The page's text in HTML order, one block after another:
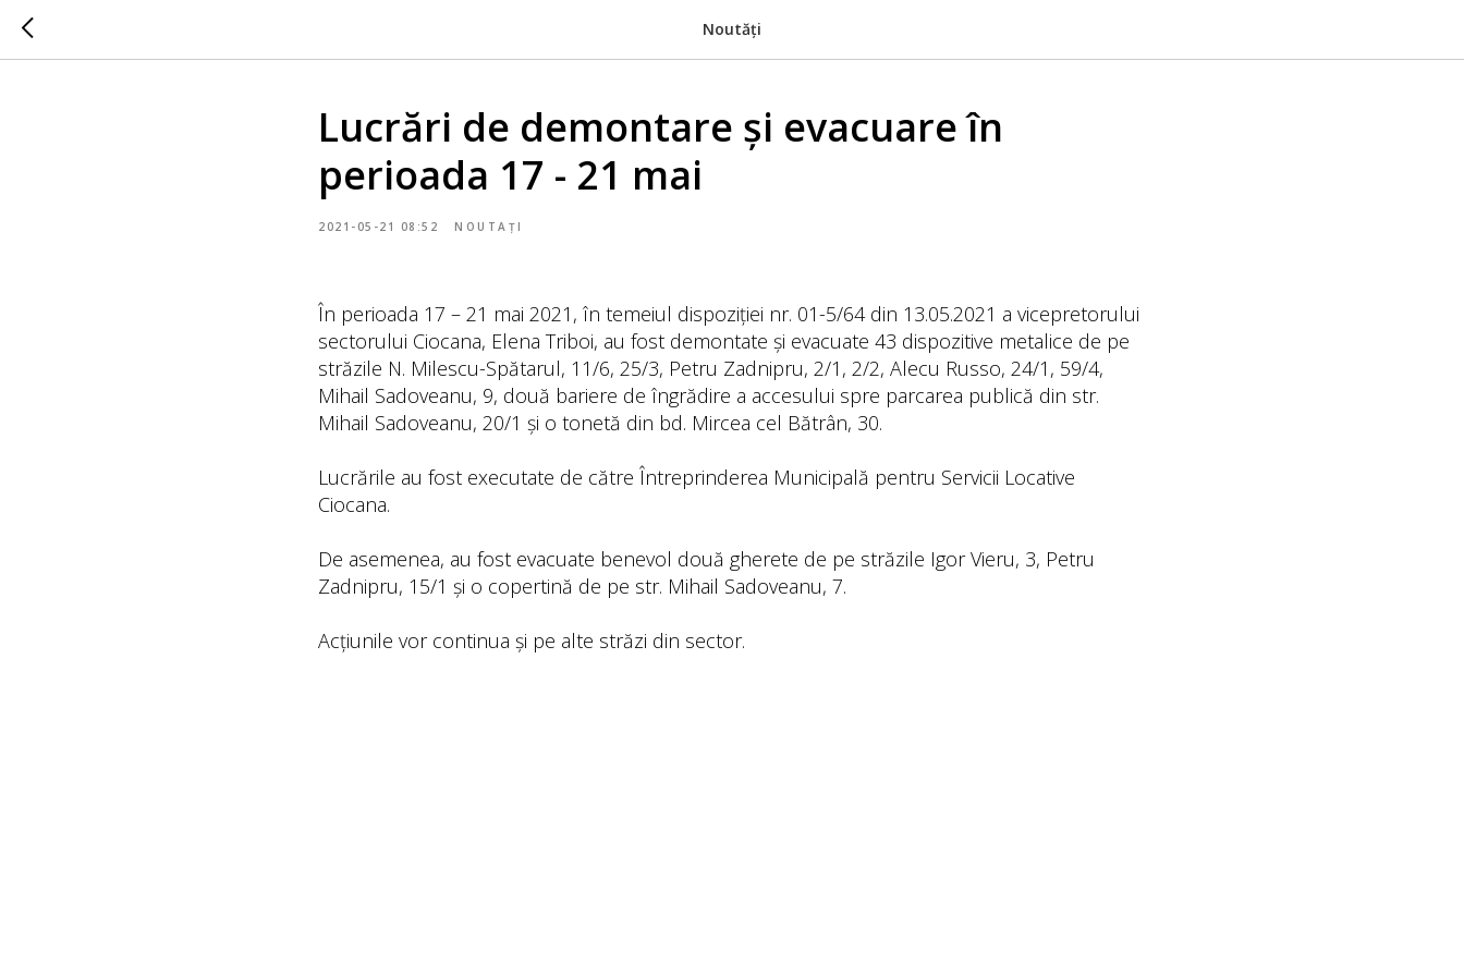
Noutăți
Lucrări de demontare și evacuare în
perioada 17 - 21 mai
2021-05-21 08:52 NOUTAȚI
În perioada 17 – 21 mai 2021, în temeiul dispoziției nr. 01-5/64 din 13.05.2021 a vicepretorului
sectorului Ciocana, Elena Triboi, au fost demontate și evacuate 43 dispozitive metalice de pe
străzile N. Milescu-Spătarul, 11/6, 25/3, Petru Zadnipru, 2/1, 2/2, Alecu Russo, 24/1, 59/4,
Mihail Sadoveanu, 9, două bariere de îngrădire a accesului spre parcarea publică din str.
Mihail Sadoveanu, 20/1 și o tonetă din bd. Mircea cel Bătrân, 30.
Lucrările au fost executate de către Întreprinderea Municipală pentru Servicii Locative
Ciocana.
De asemenea, au fost evacuate benevol două gherete de pe străzile Igor Vieru, 3, Petru
Zadnipru, 15/1 și o copertină de pe str. Mihail Sadoveanu, 7.
Acțiunile vor continua și pe alte străzi din sector.